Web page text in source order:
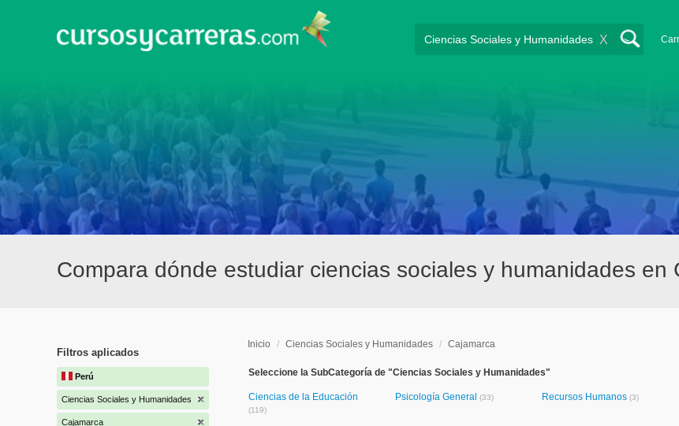
X
Compara dónde estudiar ciencias sociales y humanidades en
Filtros aplicados
Perú
Ciencias Sociales y Humanidades
Cajamarca
Inicio / Ciencias Sociales y Humanidades / Cajamarca
Seleccione la SubCategoría de "Ciencias Sociales y Humanidades"
Ciencias de la Educación
(119)
Psicología General (33) Recursos Humanos (3)